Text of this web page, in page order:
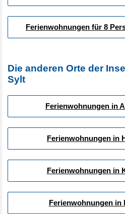
Ferienwohnungen für 8
Die anderen Orte der
Sylt
Ferienwohnungen in
Ferienwohnungen in
Ferienwohnungen in
Ferienwohnungen in